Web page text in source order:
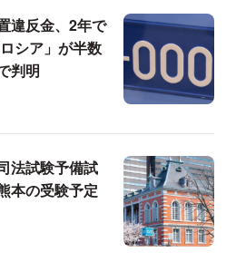
違反金、2年で
シア」が半数
判明
法試験予備試
本の受験予定